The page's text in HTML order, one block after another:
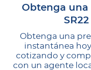
Obtenga
Obtenga una
instantánea
cotizando y
con un agente